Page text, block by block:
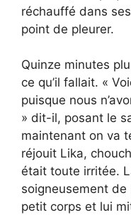
réchauffé dans
point de pleurer.
Quinze minutes
ce qu’il fallait. «
puisque nous
» dit-il, posant le
maintenant on va
réjouit Lika,
était toute irritée.
soigneusement
petit corps et lui